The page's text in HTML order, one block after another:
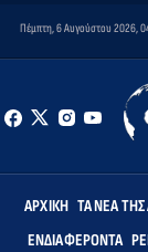
Πέμπτη, 6 Αυγούστου 2026,
ΑΡΧΙΚΉ ΤΑ ΝΈΑ
ΕΝΔΙΑΦΈΡΟΝΤΑ